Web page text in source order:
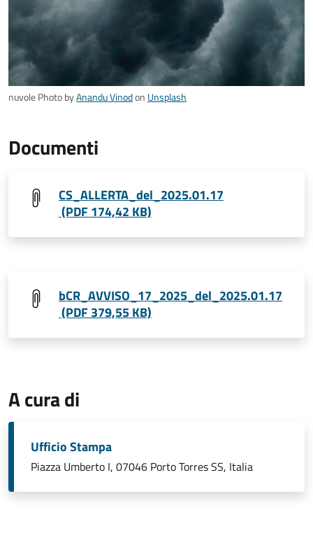
nuvole Photo byAnandu Vinodon Unsplash
Documenti
CS_ALLERTA_del_2025.01.17
(PDF 174,42 KB)
bCR_AVVISO_17_2025_del_2025.01.17
(PDF 379,55 KB)
A cura di
Ufficio Stampa
Piazza Umberto I, 07046 Porto Torres SS, Italia